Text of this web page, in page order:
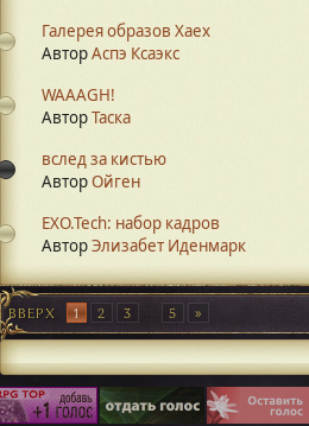
Галерея образов Xaex
АвторАспэ Ксаэкс
WAAAGH!
АвторТаска
вслед за кистью
АвторОйген
EXO.Tech: набор кадров
АвторЭлизабет Иденмарк
ВВЕРХ 1 2 3 5